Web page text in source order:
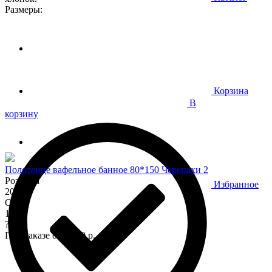
Размеры:
В
корзину
Полотенце вафельное банное 80*150 Черепахи 2
Розница
200
Опт
170
?
При заказе от 7 000 р.
Корзина
Избранное